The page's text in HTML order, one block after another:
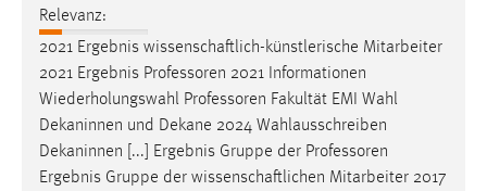
Relevanz:
2021 Ergebnis wissenschaftlich-künstlerische Mitarbeiter
2021 Ergebnis Professoren 2021 Informationen
Wiederholungswahl Professoren Fakultät EMI Wahl
Dekaninnen und Dekane 2024 Wahlausschreiben
Dekaninnen [...] Ergebnis Gruppe der Professoren
Ergebnis Gruppe der wissenschaftlichen Mitarbeiter 2017